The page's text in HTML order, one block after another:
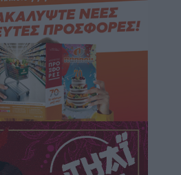
πριν 7 ώρες
Ροδου προς Α.
Στρατηγικές Προτάσεις για
της Δημόσιας Υγείας στη
Ελλάδα και στα
της Γ΄ Ζώνης
• πριν 7 ώρες
Ξεκίνησαν αισιόδοξοι για